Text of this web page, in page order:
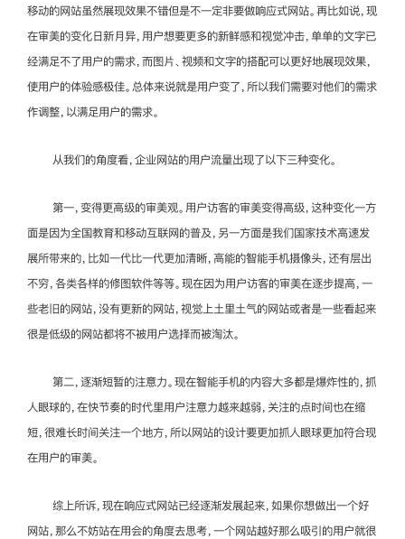
移动的网站虽然展现效果不错但是不一定非要做响应式网站。再比如说，现
在审美的变化日新月异，用户想要更多的新鲜感和视觉冲击，单单的文字已
经满足不了用户的需求，而图片、视频和文字的搭配可以更好地展现效果，
使用户的体验感极佳。总体来说就是用户变了，所以我们需要对他们的需求
作调整，以满足用户的需求。
从我们的角度看，企业网站的用户流量出现了以下三种变化。
第一，变得更高级的审美观。用户访客的审美变得高级，这种变化一方
面是因为全国教育和移动互联网的普及，另一方面是我们国家技术高速发
展所带来的，比如一代比一代更加清晰，高能的智能手机摄像头，还有层出
不穷，各类各样的修图软件等等。现在因为用户访客的审美在逐步提高，一
些老旧的网站，没有更新的网站，视觉上土里土气的网站或者是一些看起来
很是低级的网站都将不被用户选择而被淘汰。
第二，逐渐短暂的注意力。现在智能手机的内容大多都是爆炸性的，抓
人眼球的，在快节奏的时代里用户注意力越来越弱，关注的点时间也在缩
短，很难长时间关注一个地方，所以网站的设计要更加抓人眼球更加符合现
在用户的审美。
综上所诉，现在响应式网站已经逐渐发展起来，如果你想做出一个好
网站，那么不妨站在用会的角度去思考，一个网站越好那么吸引的用户就很